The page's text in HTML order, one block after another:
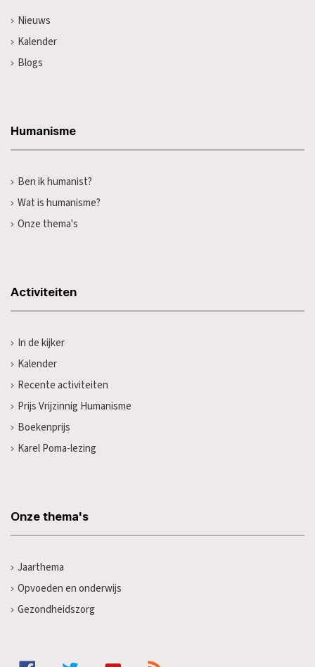
Nieuws
Kalender
Blogs
Humanisme
Ben ik humanist?
Wat is humanisme?
Onze thema's
Activiteiten
In de kijker
Kalender
Recente activiteiten
Prijs Vrijzinnig Humanisme
Boekenprijs
Karel Poma-lezing
Onze thema's
Jaarthema
Opvoeden en onderwijs
Gezondheidszorg